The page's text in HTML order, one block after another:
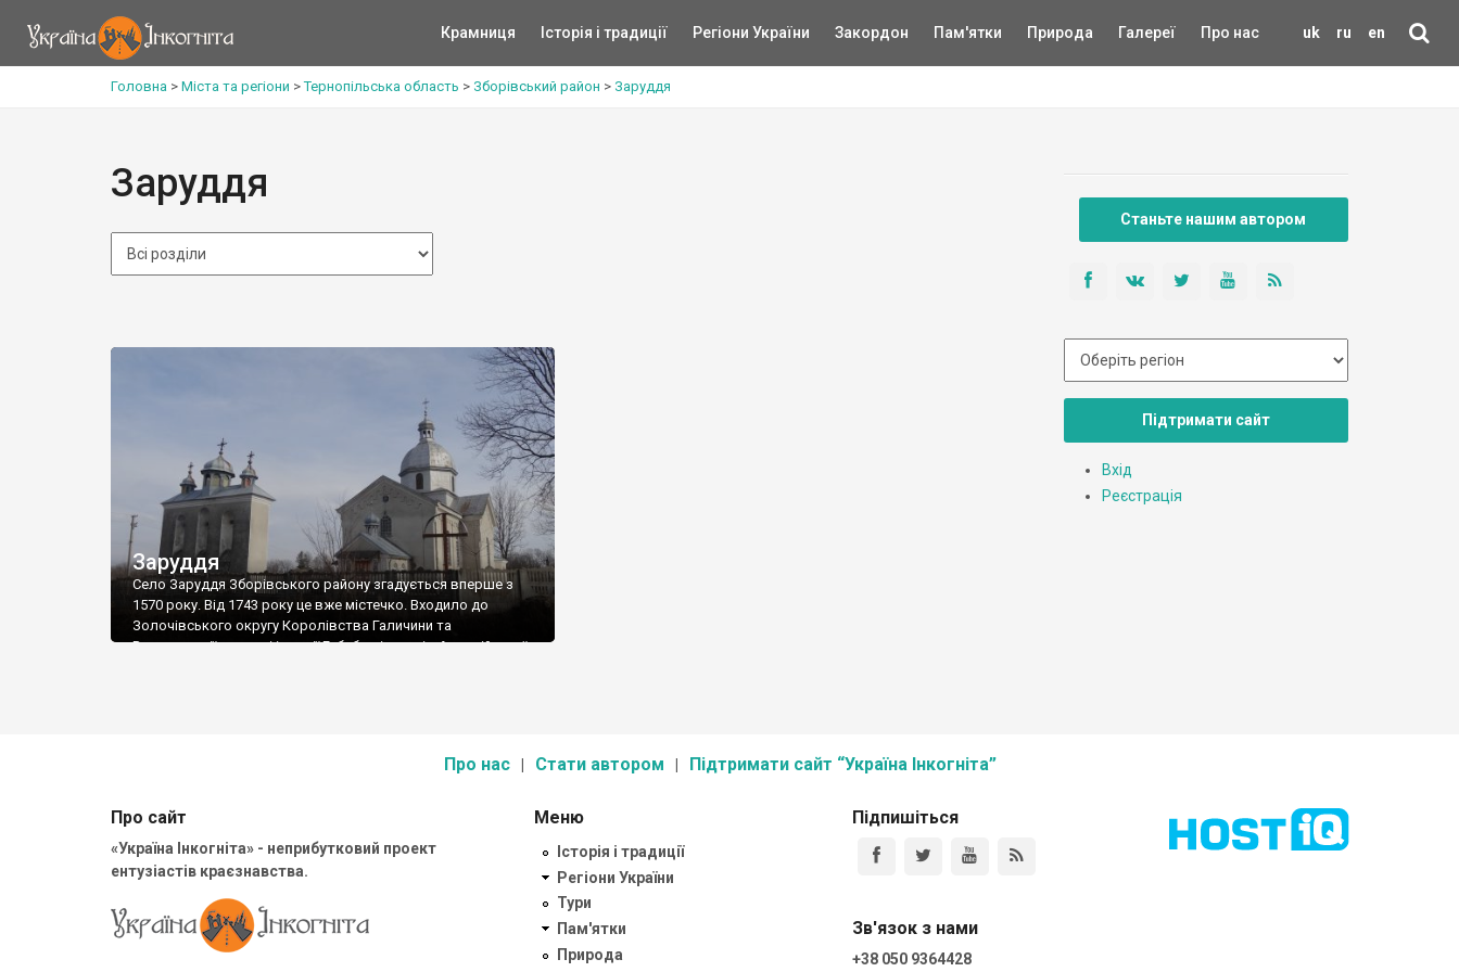
uk ru en
Крамниця Історія і традиції Регіони України Закордон Пам'ятки Природа Галереї Про нас
Головна > Міста та регіони >Тернопільська область > Зборівський район > Заруддя
Заруддя
Заруддя
Село Заруддя Зборівського району згадується вперше з
1570 року. Від 1743 року це вже містечко. Входило до
Золочівського округу Королівства Галичини та
Володимирії у складі імперії Габсбургів, потім Австрійської
Станьте нашим автором
Підтримати сайт
Вхід
Реєстрація
Про нас Стати автором Підтримати сайт “Україна Інкогніта”
Про сайт
«Україна Інкогніта» - неприбутковий проект
ентузіастів краєзнавства.
Меню
Історія і традиції
Регіони України
Тури
Пам'ятки
Природа
Підпишіться
Зв'язок з нами
+38 050 9364428